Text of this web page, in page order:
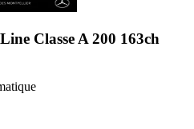
Classe A 200 163ch